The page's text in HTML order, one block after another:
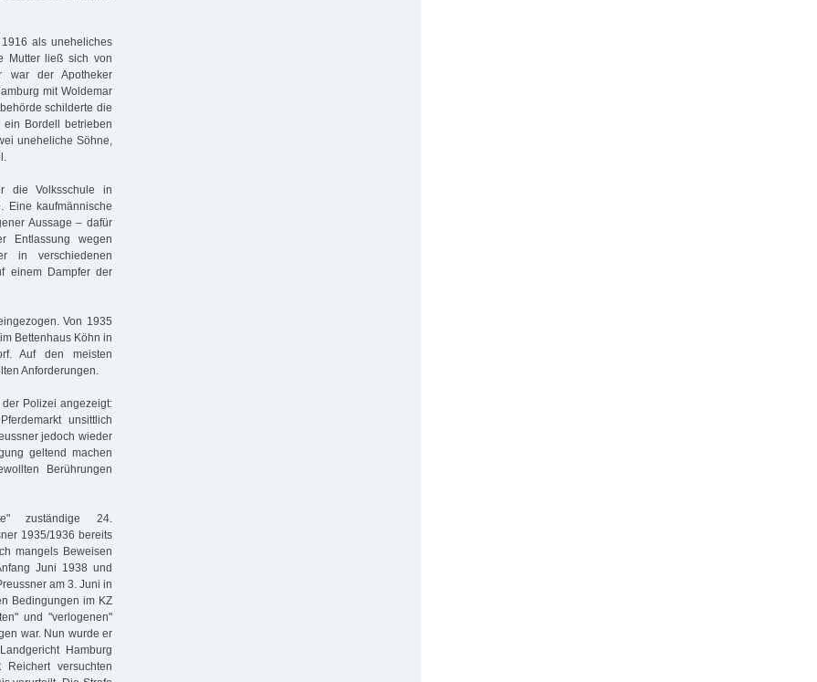
als uneheliches
Mutter ließ sich von
war der Apotheker
mit Woldemar
schilderte die
Bordell betrieben
uneheliche Söhne,
die Volksschule in
Eine kaufmännische
Aussage – dafür
Entlassung wegen
in verschiedenen
einem Dampfer der
Von 1935
Bettenhaus Köhn in
Auf den meisten
Anforderungen.
Polizei angezeigt:
unsittlich
jedoch wieder
geltend machen
Berührungen
zuständige 24.
1935/1936 bereits
mangels Beweisen
Juni 1938 und
am 3. Juni in
Bedingungen im KZ
und "verlogenen"
war. Nun wurde er
Hamburg
versuchten